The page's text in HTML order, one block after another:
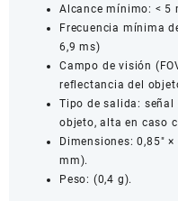
Alcance mínimo: < 5
Frecuencia mínima
6,9 ​​ms)
Campo de visión
reflectancia del
Tipo de salida:
objeto, alta en caso
Dimensiones: 0,85″ ×
mm).
Peso: (0,4 g).